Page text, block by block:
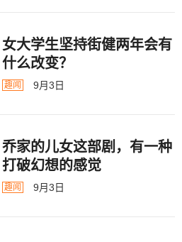
女大学生坚持街健两年会有
什么改变？
趣闻 9月3日
乔家的儿女这部剧，有一种
打破幻想的感觉
趣闻 9月3日